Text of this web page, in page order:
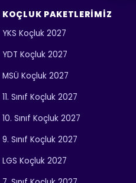
KOÇLUK PAKETLERIMIZ
YKS Koçluk 2027
YDT Koçluk 2027
MSÜ Koçluk 2027
11. Sınıf Koçluk 2027
10. Sınıf Koçluk 2027
9. Sınıf Koçluk 2027
LGS Koçluk 2027